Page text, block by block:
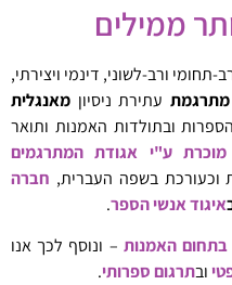
ממילים
ורב-לשוני, דינמי ויצירתי,
מתרגמת עתירת ניסיון מאנגלית
ובתולדות האמנות ותואר
מוכרת ע"י אגודת המתרגמים
וכעורכת בשפה העברית, חברה
איגוד אנשי הספר.
בתחום האמנות – ונוסף לכך אנו
ובתרגום ספרותי.